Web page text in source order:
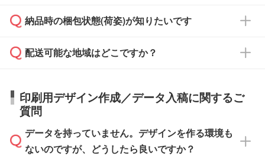
ご希望の際は担当スタッフまでお気軽にご相談
ください。
ご入金確認後、1～2営業日で出荷いたしま
タッフまでお問い合わせください。
ル」に注文予定日をご入力いただくと、おおよ
その締切日や出荷目安をご確認いただけます。
い。
応が可能かご案内いたします。
す。>>対象商品はこちら
※最短出荷日は商品によって異なります。各商
品ページにてご確認ください
ご入金確認後に在庫を確保し、注文確定のご連
はできかねますので予めご了承ください。
納品時の梱包状態(荷姿)が知りたいです
商品によって異なります。各ページにある商品
す。(白箱、化粧箱、ブリスターパックなど)
【袋入り】 商品がひとつずつ袋に入っていま
す。(透明袋、デザイン袋など)
【個包装なし】 個包装がされていない状態で
配送可能な地域はどこですか？
直接納品は行っておりませんので予めご了承く
ださい。
印刷用デザイン作成／データ入稿に関するご
質問
データを持っていません。デザインを作る環境も
ないのですが、どうしたら良いですか？